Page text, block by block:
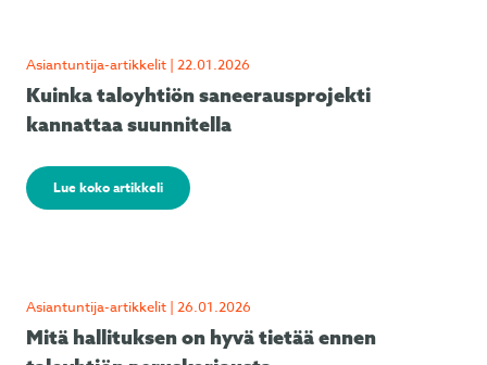
Asiantuntija-artikkelit | 22.01.2026
Kuinka taloyhtiön saneerausprojekti
kannattaa suunnitella
Lue koko artikkeli
Asiantuntija-artikkelit | 26.01.2026
Mitä hallituksen on hyvä tietää ennen